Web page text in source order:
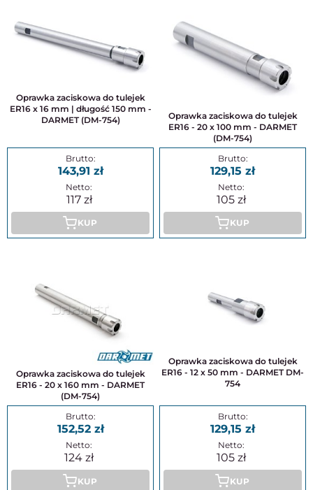
Oprawka zaciskowa do tulejek
ER16 x 16 mm | długość 150 mm -
DARMET (DM-754)
143,91
117
KUP
Oprawka zaciskowa do tulejek
ER16 - 20 x 100 mm - DARMET
(DM-754)
129,15
105
KUP
Oprawka zaciskowa do tulejek
ER16 - 20 x 160 mm - DARMET
(DM-754)
152,52
124
KUP
Oprawka zaciskowa do tulejek
ER16 - 12 x 50 mm - DARMET DM-
754
129,15
105
KUP